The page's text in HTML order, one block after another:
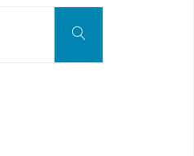
Szukaj